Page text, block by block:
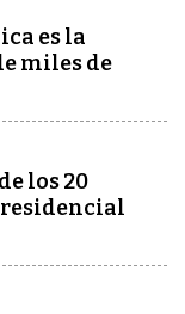
es la
miles de
los 20